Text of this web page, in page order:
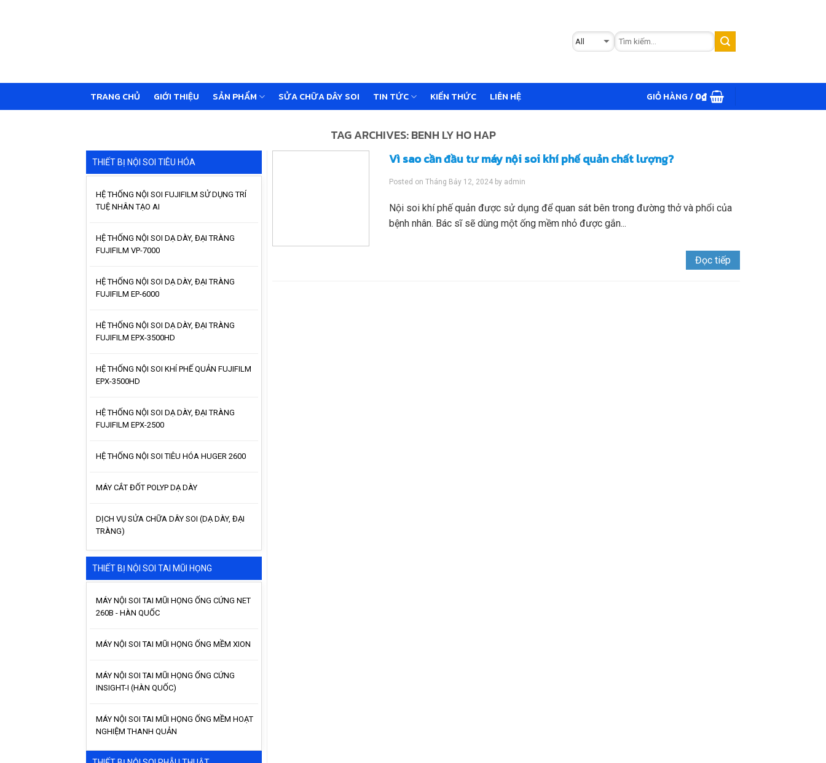
TRANG CHỦ GIỚI THIỆU SẢN PHẨM SỬA CHỮA DÂY SOI TIN TỨC KIẾN THỨC LIÊN HỆ GIỎ HÀNG /0₫
TAG ARCHIVES:BENH LY HO HAP
THIẾT BỊ NỘI SOI TIÊU HÓA
HỆ THỐNG NỘI SOI FUJIFILM SỬ DỤNG TRÍ
TUỆ NHÂN TẠO AI
HỆ THỐNG NỘI SOI DẠ DÀY, ĐẠI TRÀNG
FUJIFILM VP-7000
HỆ THỐNG NỘI SOI DẠ DÀY, ĐẠI TRÀNG
FUJIFILM EP-6000
HỆ THỐNG NỘI SOI DẠ DÀY, ĐẠI TRÀNG
FUJIFILM EPX-3500HD
HỆ THỐNG NỘI SOI KHÍ PHẾ QUẢN FUJIFILM
EPX-3500HD
HỆ THỐNG NỘI SOI DẠ DÀY, ĐẠI TRÀNG
FUJIFILM EPX-2500
HỆ THỐNG NỘI SOI TIÊU HÓA HUGER 2600
MÁY CẮT ĐỐT POLYP DẠ DÀY
DỊCH VỤ SỬA CHỮA DÂY SOI (DẠ DÀY, ĐẠI
TRÀNG)
THIẾT BỊ NỘI SOI TAI MŨI HỌNG
MÁY NỘI SOI TAI MŨI HỌNG ỐNG CỨNG NET
260B - HÀN QUỐC
MÁY NỘI SOI TAI MŨI HỌNG ỐNG MỀM XION
MÁY NỘI SOI TAI MŨI HỌNG ỐNG CỨNG
INSIGHT-I (HÀN QUỐC)
MÁY NỘI SOI TAI MŨI HỌNG ỐNG MỀM HOẠT
NGHIỆM THANH QUẢN
Vì sao cần đầu tư máy nội soi khí phế quản chất lượng?
Posted onTháng Bảy 12, 2024 by admin
Nội soi khí phế quản được sử dụng để quan sát bên trong đường thở và phổi của
bệnh nhân. Bác sĩ sẽ dùng một ống mềm nhỏ được gắn...
Đọc tiếp